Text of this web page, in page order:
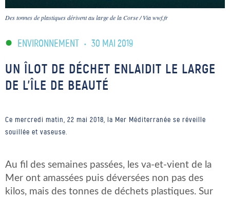
Des tonnes de plastiques dérivent au large de la Corse / Via wwf.fr
ENVIRONNEMENT • 30 MAI 2019
UN ÎLOT DE DÉCHET ENLAIDIT LE LARGE
DE L’ÎLE DE BEAUTÉ
Ce mercredi matin, 22 mai 2018, la Mer Méditerranée se réveille
souillée et vaseuse.
Au fil des semaines passées, les va-et-vient de la
Mer ont amassées puis déversées non pas des
kilos, mais des tonnes de déchets plastiques. Sur